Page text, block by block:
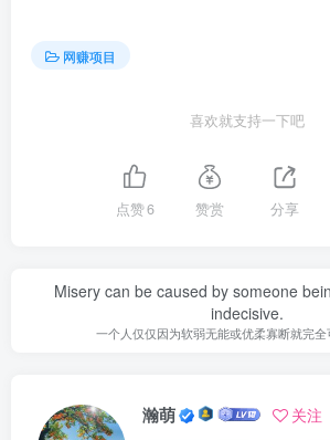
网赚项目
喜欢就支持一下吧
点赞6 赞赏 分享
Misery can be caused by someone
indecisive.
一个人仅仅因为软弱无能或优柔寡断就完
瀚萌 关注